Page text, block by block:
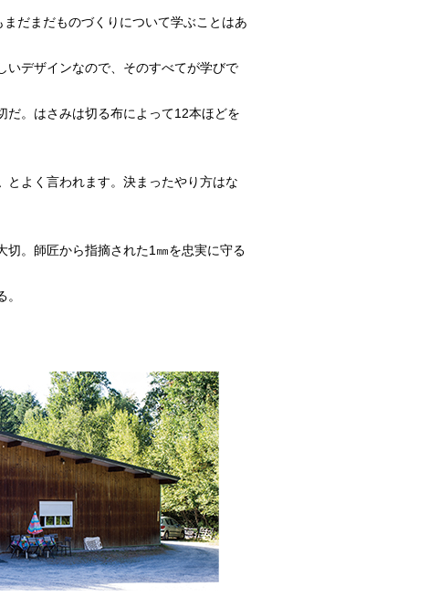
だまだものづくりについて学ぶことはあ
いデザインなので、そのすべてが学びで
。はさみは切る布によって12本ほどを
よく言われます。決まったやり方はな
切。師匠から指摘された1㎜を忠実に守る